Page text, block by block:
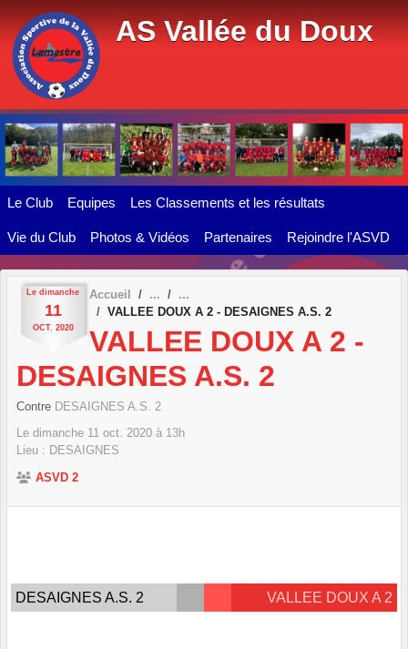
AS Vallée du Doux
Le Club Equipes Les Classements et les résultats
Vie du Club Photos & Vidéos Partenaires Rejoindre l'ASVD
Le dimanche
11
OCT. 2020
Accueil
VALLEE DOUX A 2 - DESAIGNES A.S. 2
VALLEE DOUX A 2 -
DESAIGNES A.S. 2
Contre DESAIGNES A.S. 2
Le dimanche 11 oct. 2020 à 13h
Lieu : DESAIGNES
ASVD 2
DESAIGNES A.S. 2 VALLEE DOUX A 2
Panneau de gestion des cookies